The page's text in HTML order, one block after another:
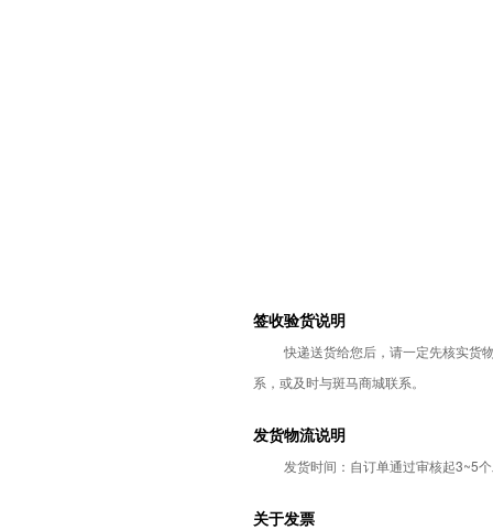
签收验货说明
快递送货给您后，请一定先核实货
系，或及时与斑马商城联系。
发货物流说明
发货时间：自订单通过审核起3~5
关于发票